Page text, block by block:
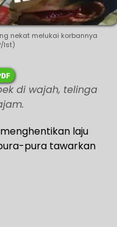
nekat melukai korbannya
Ist)
di wajah, telinga
menghentikan laju
pura tawarkan